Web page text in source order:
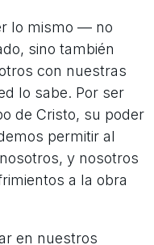
lo mismo — no
sino también
con nuestras
lo sabe. Por ser
de Cristo, su poder
permitir al
y nosotros
a la obra
en nuestros